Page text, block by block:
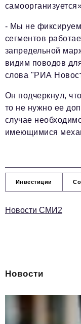
- Мы не
сегментов
запредельной
видим поводов
слова "РИА
Он подчеркнул,
то не нужно ее
случае
имеющимися
Инвестиции
Новости СМИ2
Новости